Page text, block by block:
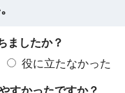
ましたか？
役に立たなかった
すかったですか？